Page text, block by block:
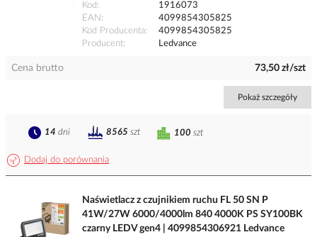
Kod
1916073
EAN
4099854305825
Kod Producenta
4099854305825
Producent
Ledvance
Cena brutto 73,50 zł/szt
Pokaż szczegóły
Dodaj do porównania
100 szt
14 dni 8565 szt
Naświetlacz z czujnikiem ruchu FL 50 SN P
41W/27W 6000/4000lm 840 4000K PS SY100BK
czarny LEDV gen4 | 4099854306921 Ledvance